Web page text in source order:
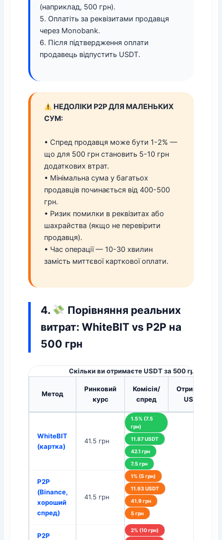
(наприклад, 500 грн).
5. Оплатіть за реквізитами продавця
через Monobank.
6. Після підтвердження оплати
продавець відпустить USDT.
НЕДОЛІКИ P2P ДЛЯ МАЛЕНЬКИХ
СУМ:
• Спред продавця може бути 1-2% —
що для 500 грн становить 5-10 грн
додаткових втрат.
• Мінімальна сума у багатьох
продавців починається від 400-500
грн.
• Ризик помилки в реквізитах або
шахрайства (якщо не перевірити
продавця).
• Час операції — 10-30 хвилин
замість миттєвої карткової оплати.
4.
Порівняння реальних
витрат: WhiteBIT vs P2P на
500 грн
Скільки ви отримаєте USDT за 500 грн
Метод
Ринковий
курс
Комісія/
спред
Отримано
USDT
WhiteBIT
(картка)
41.5 грн
1.5% (7.5
грн)
11.87 USDT
42.1 грн
7.5 грн
P2P
(Binance,
хороший
спред)
41.5 грн
1% (5 грн)
11.93 USDT
41.9 грн
5 грн
P2P
2% (10 грн)